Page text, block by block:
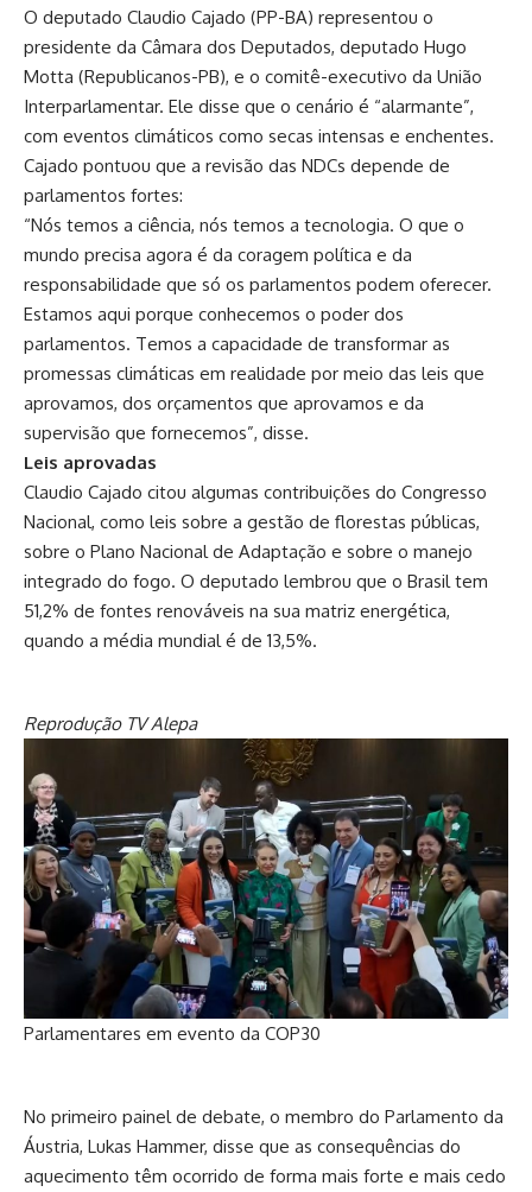
O deputado Claudio Cajado (PP-BA) representou o
presidente da Câmara dos Deputados, deputado Hugo
Motta (Republicanos-PB), e o comitê-executivo da União
Interparlamentar. Ele disse que o cenário é “alarmante”,
com eventos climáticos como secas intensas e enchentes.
Cajado pontuou que a revisão das NDCs depende de
parlamentos fortes:
“Nós temos a ciência, nós temos a tecnologia. O que o
mundo precisa agora é da coragem política e da
responsabilidade que só os parlamentos podem oferecer.
Estamos aqui porque conhecemos o poder dos
parlamentos. Temos a capacidade de transformar as
promessas climáticas em realidade por meio das leis que
aprovamos, dos orçamentos que aprovamos e da
supervisão que fornecemos”, disse.
Leis aprovadas
Claudio Cajado citou algumas contribuições do Congresso
Nacional, como leis sobre a gestão de florestas públicas,
sobre o Plano Nacional de Adaptação e sobre o manejo
integrado do fogo. O deputado lembrou que o Brasil tem
51,2% de fontes renováveis na sua matriz energética,
quando a média mundial é de 13,5%.
Reprodução TV Alepa
Parlamentares em evento da COP30
No primeiro painel de debate, o membro do Parlamento da
Áustria, Lukas Hammer, disse que as consequências do
aquecimento têm ocorrido de forma mais forte e mais cedo